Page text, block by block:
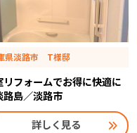
県淡路市 T様邸
リフォームでお得に快適に
路島／淡路市
詳しく見る